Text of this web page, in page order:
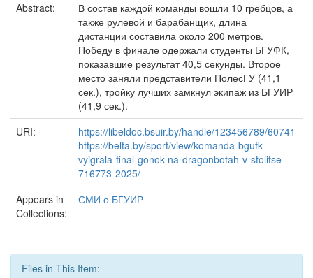
Abstract:
В состав каждой команды вошли 10 гребцов, а
также рулевой и барабанщик, длина
дистанции составила около 200 метров.
Победу в финале одержали студенты БГУФК,
показавшие результат 40,5 секунды. Второе
место заняли представители ПолесГУ (41,1
сек.), тройку лучших замкнул экипаж из БГУИР
(41,9 сек.).
URI:
https://libeldoc.bsuir.by/handle/123456789/60741
https://belta.by/sport/view/komanda-bgufk-
vyigrala-final-gonok-na-dragonbotah-v-stolitse-
716773-2025/
Appears in
Collections:
СМИ о БГУИР
Files in This Item: